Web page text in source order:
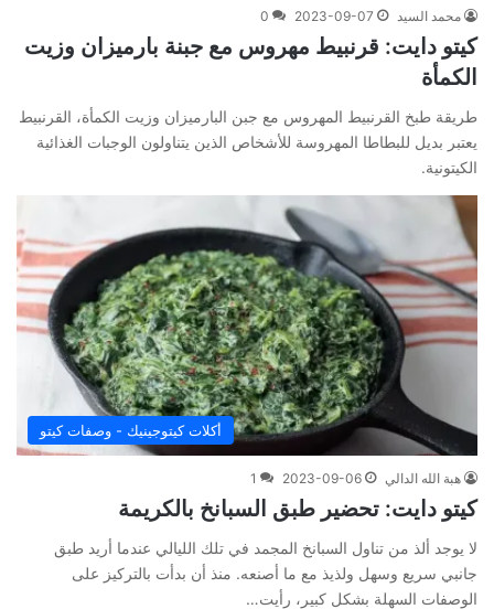
محمد السيد 2023-09-07
0
كيتو دايت: قرنبيط مهروس مع جبنة بارميزان وزيت
الكمأة
طريقة طبخ القرنبيط المهروس مع جبن البارميزان وزيت الكمأة، القرنبيط
يعتبر بديل للبطاطا المهروسة للأشخاص الذين يتناولون الوجبات الغذائية
الكيتونية.
أكلات كيتوجينيك - وصفات كيتو
هبة الله الدالي 2023-09-06
1
كيتو دايت: تحضير طبق السبانخ بالكريمة
لا يوجد ألذ من تناول السبانخ المجمد في تلك الليالي عندما أريد طبق
جانبي سريع وسهل ولذيذ مع ما أصنعه. منذ أن بدأت بالتركيز على
الوصفات السهلة بشكل كبير، رأيت…